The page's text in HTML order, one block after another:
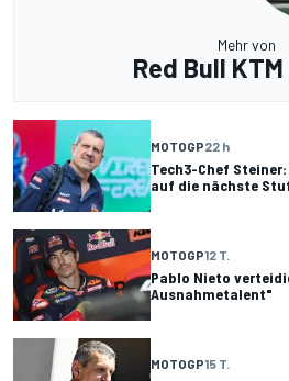
Mehr von
Red Bull
MOTOGP22 h
Tech3-Chef
auf die nächste
MOTOGP12 T.
Pablo Nieto
Ausnahmetalent"
MOTOGP15 T.